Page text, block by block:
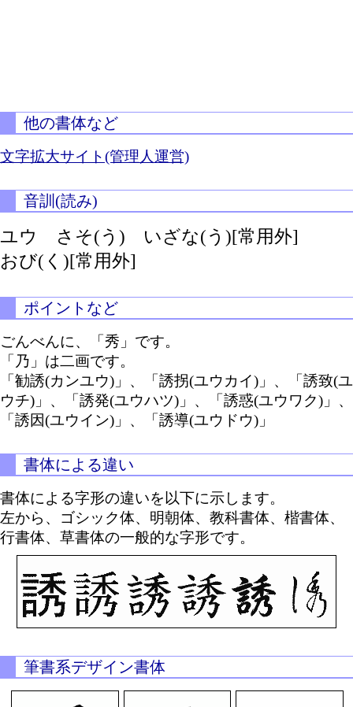
他の書体など
文字拡大サイト(管理人運営)
音訓(読み)
ユウ さそ(う)
いざな(う)[常用外]
おび(く)[常用外]
ポイントなど
ごんべんに、「秀」です。
「乃」は二画です。
「勧誘(カンユウ)」、「誘拐(ユウカイ)」、「誘致(ユ
ウチ)」、「誘発(ユウハツ)」、「誘惑(ユウワク)」、
「誘因(ユウイン)」、「誘導(ユウドウ)」
書体による違い
書体による字形の違いを以下に示します。
左から、ゴシック体、明朝体、教科書体、楷書体、
行書体、草書体の一般的な字形です。
筆書系デザイン書体